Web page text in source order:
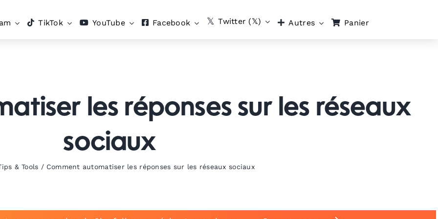
TikTok YouTube Facebook Twitter (𝕏) Autres Panier
les réponses sur les réseaux
sociaux
& Tools / Comment automatiser les réponses sur les réseaux sociaux